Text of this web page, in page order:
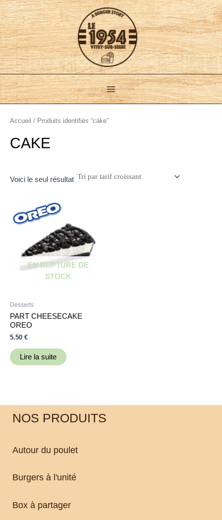
Aller
au
contenu
Main
Menu
Accueil / Produits identifiés “cake”
CAKE
Voici le seul résultat
EN RUPTURE DE
STOCK
Desserts
PART CHEESECAKE
OREO
5.50 €
Lire la suite
NOS PRODUITS
Autour du poulet
Burgers à l'unité
Box à partager